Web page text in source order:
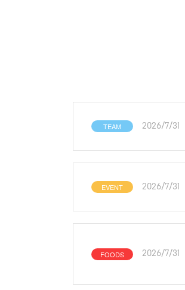
TEAM 2026/7/31
EVENT 2026/7/31
FOODS 2026/7/31